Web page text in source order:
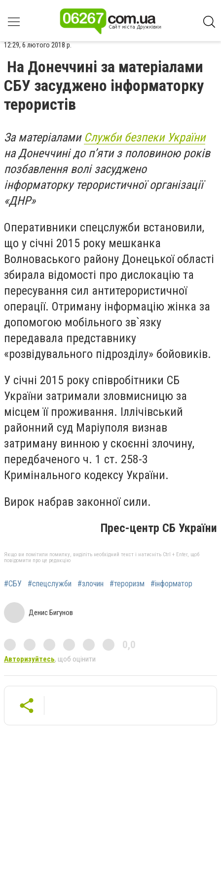
12:29, 6 лютого 2018 р.
На Донеччині за матеріалами
СБУ засуджено інформаторку
терористів
За матеріалами Служби безпеки України
на Донеччині до п’яти з половиною років
позбавлення волі засуджено
інформаторку терористичної організації
«ДНР»
Оперативники спецслужби встановили,
що у січні 2015 року мешканка
Волноваського району Донецької області
збирала відомості про дислокацію та
пересування сил антитерористичної
операції. Отриману інформацію жінка за
допомогою мобільного зв`язку
передавала представнику
«розвідувального підрозділу» бойовиків.
У січні 2015 року співробітники СБ
України затримали зловмисницю за
місцем її проживання. Іллічівський
районний суд Маріуполя визнав
затриману винною у скоєнні злочину,
передбаченого ч. 1 ст. 258-3
Кримінального кодексу України.
Вирок набрав законної сили.
Прес-центр СБ України
Якщо ви помітили помилку, виділіть необхідний текст і натисніть Ctrl + Enter, щоб
повідомити про це редакцію
#СБУ #спецслужби #злочин #тероризм #інформатор
Денис Бигунов
0,0
Авторизуйтесь, щоб оцінити